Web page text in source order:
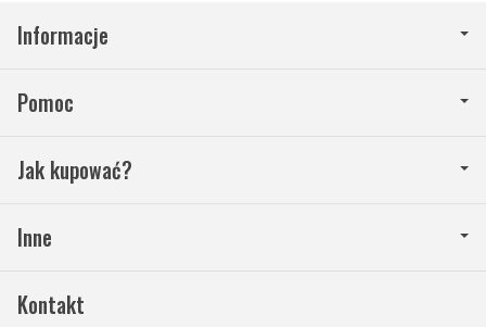
Informacje
Pomoc
Jak kupować?
Inne
Kontakt